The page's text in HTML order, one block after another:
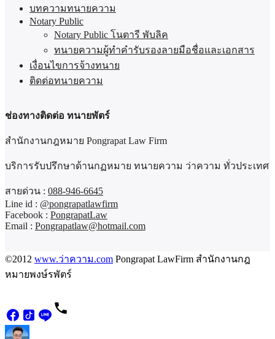
บทความทนายความ
Notary Public
Notary Public โนตารี พับลิค
ทนายความผู้ทำคำรับรองลายมือชื่อและเอกสาร
เงื่อนไขการจ้างทนาย
ติดต่อทนายความ
ช่องทางติดต่อ ทนายพัตร์
สำนักงานกฎหมาย Pongrapat Law Firm
บริการรับปรึกษาด้านกฏหมาย ทนายความ ว่าความ ทั่วประเทศ
สายด่วน : 088-946-6645
Line id : @pongrapatlawfirm
Facebook : PongrapatLaw
Email : Pongrapatlaw@hotmail.com
©2012 www.ว่าความ.com Pongrapat LawFirm สำนักงานกฎ
หมายพงษ์รพัตร์